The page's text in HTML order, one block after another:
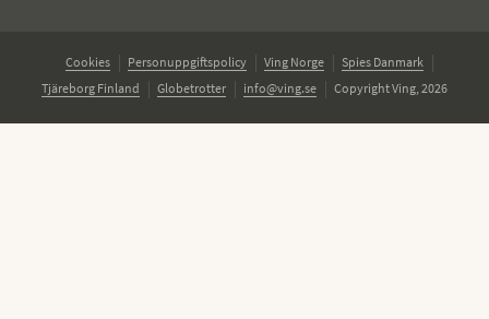
Cookies Personuppgiftspolicy Ving Norge
Spies Danmark
Tjäreborg Finland
Globetrotter info@ving.se Copyright Ving, 2026